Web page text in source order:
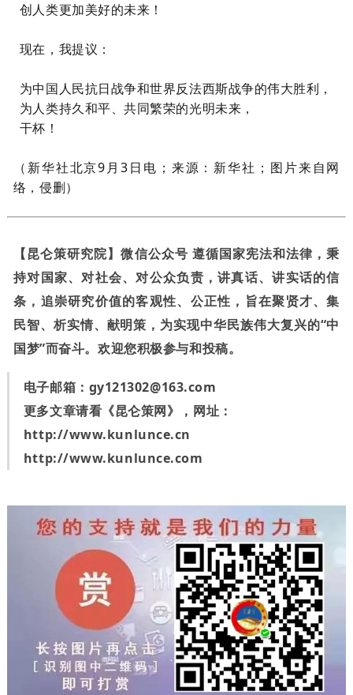
创人类更加美好的未来！
现在，我提议：
为中国人民抗日战争和世界反法西斯战争的伟大胜利，
为人类持久和平、共同繁荣的光明未来，
干杯！
（ 新华社北京9月3日电 ；来源：新华社；图片来自网
络，侵删）
【昆仑策研究院】微信公众号 遵循国家宪法和法律，秉
持对国家、对社会、对公众负责，讲真话、讲实话的信
条，追崇研究价值的客观性、公正性，旨在聚贤才、集
民智、析实情、献明策，为实现中华民族伟大复兴的“中
国梦”而奋斗。欢迎您积极参与和投稿。
电子邮箱： gy121302@163.com
更多文章请看《昆仑策网》，网址：
http://www.kunlunce.cn
http://www.kunlunce.com